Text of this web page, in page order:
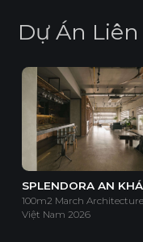
Dự Án Liên
SPLENDORA AN
100m2 March
Việt Nam 2026